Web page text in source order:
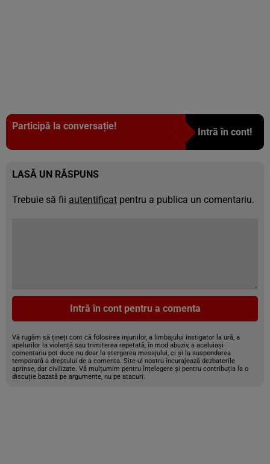
Participă la conversație!
Intră în cont!
LASĂ UN RĂSPUNS
Trebuie să fii autentificat pentru a publica un comentariu.
Intră în cont pentru a comenta
Vă rugăm să țineți cont că folosirea injuriilor, a limbajului instigator la ură, a
apelurilor la violență sau trimiterea repetată, în mod abuziv, a aceluiași
comentariu pot duce nu doar la ștergerea mesajului, ci și la suspendarea
temporară a dreptului de a comenta. Site-ul nostru încurajează dezbaterile
aprinse, dar civilizate. Vă mulțumim pentru înțelegere și pentru contribuția la o
discuție bazată pe argumente, nu pe atacuri.